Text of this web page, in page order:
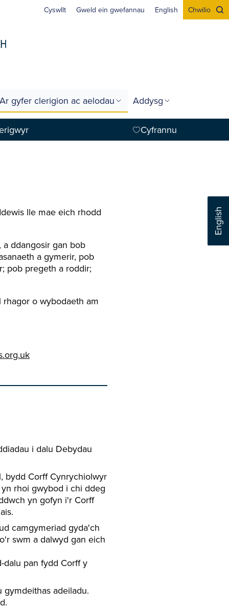
English
Cyswllt Gweld ein gwefannau English Chwilio
gyfer clerigion ac aelodau Addysg
Cyfrannu
lle mae eich rhodd
ddangosir gan bob
a gymerir, pob
pob pregeth a roddir;
o wybodaeth am
i dalu Debydau
bydd Corff Cynrychiolwyr
yn rhoi gwybod i chi ddeg
yn gofyn i'r Corff
camgymeriad gyda'ch
swm a dalwyd gan eich
dalu pan fydd Corff y
adeiladu.